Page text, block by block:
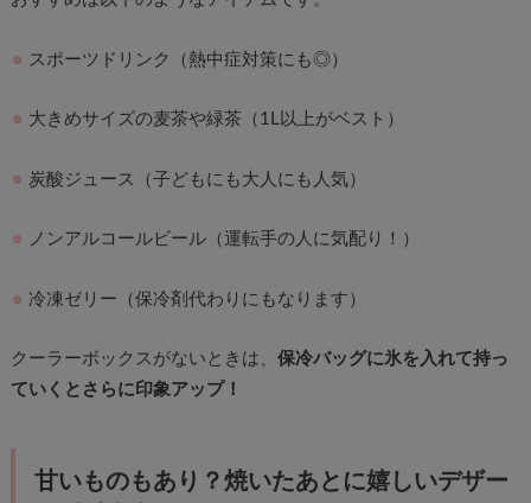
スポーツドリンク（熱中症対策にも◎）
大きめサイズの麦茶や緑茶（1L以上がベスト）
炭酸ジュース（子どもにも大人にも人気）
ノンアルコールビール（運転手の人に気配り！）
冷凍ゼリー（保冷剤代わりにもなります）
クーラーボックスがないときは、 保冷バッグに氷を入れて持っ
ていくとさらに印象アップ！
甘いものもあり？焼いたあとに嬉しいデザー